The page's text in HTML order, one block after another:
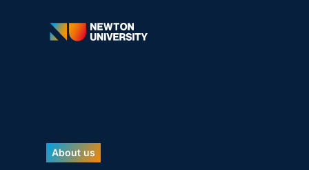
About us